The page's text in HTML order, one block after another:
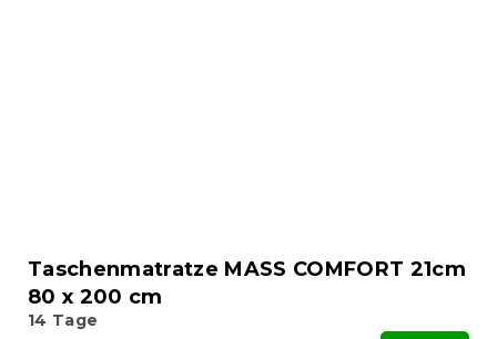
Taschenmatratze MASS COMFORT 21cm
80 x 200 cm
14 Tage